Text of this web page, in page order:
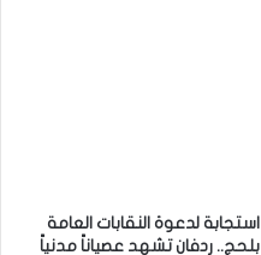
استجابة لدعوة النقابات العامة
بلحج.. ردفان تشهد عصياناً مدنياً